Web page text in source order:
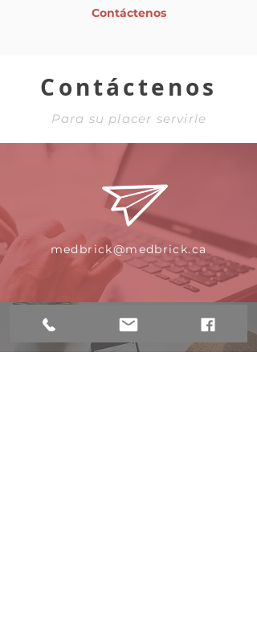
Contáctenos
Contáctenos
Para su placer servirle
medbrick@medbrick.ca